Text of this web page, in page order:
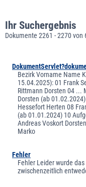
Ihr Suchergebnis
Dokumente 2261 - 2270 von
Bezirk Vorname Name
15.04.2025): 01 Frank
Rittmann Dorsten 04 ...
Dorsten (ab
Hessefort Herten 08
(ab 01.01.2024) 10
Andreas Voskort
Marko
Fehler
Fehler Leider wurde
zwischenzeitlich